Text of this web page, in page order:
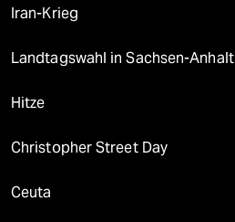
Iran-Krieg
Landtagswahl in Sachsen-Anhalt
Hitze
Christopher Street Day
Ceuta